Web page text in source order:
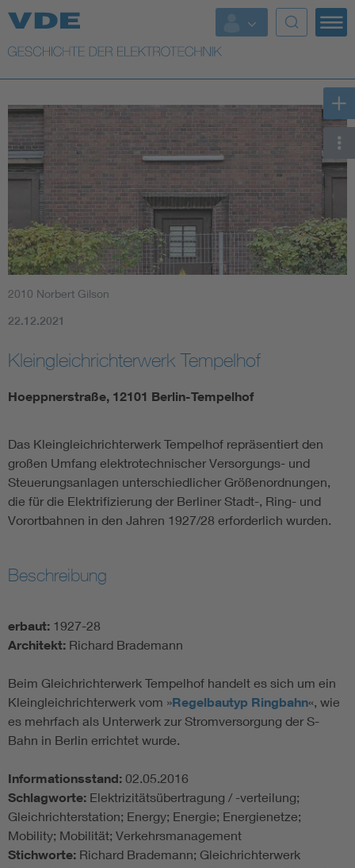
Top Themen
Weitere Themen
2010 Norbert Gilson
22.12.2021
Kleingleichrichterwerk Tempelhof
Hoeppnerstraße, 12101 Berlin-Tempelhof
Das Kleingleichrichterwerk Tempelhof repräsentiert den
großen Umfang elektrotechnischer Versorgungs- und
Steuerungsanlagen unterschiedlicher Größenordnungen,
die für die Elektrifizierung der Berliner Stadt-, Ring- und
Vorortbahnen in den Jahren 1927/28 erforderlich wurden.
Beschreibung
erbaut: 1927-28
Architekt: Richard Brademann
Beim Gleichrichterwerk Tempelhof handelt es sich um ein
Kleingleichrichterwerk vom »Regelbautyp Ringbahn«, wie
es mehrfach als Unterwerk zur Stromversorgung der S-
Bahn in Berlin errichtet wurde.
Informationsstand: 02.05.2016
Schlagworte: Elektrizitätsübertragung / -verteilung;
Gleichrichterstation; Energy; Energie; Energienetze;
Mobility; Mobilität; Verkehrsmanagement
Stichworte: Richard Brademann; Gleichrichterwerk